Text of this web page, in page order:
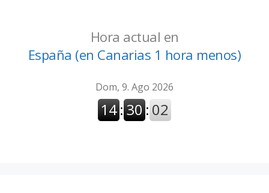
Hora actual en
España (en Canarias 1 hora menos)